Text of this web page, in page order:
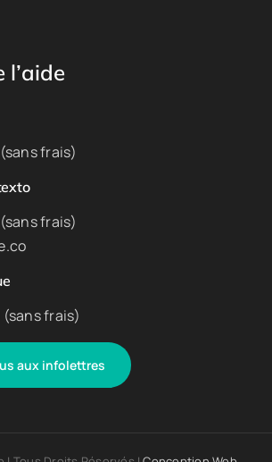
l’aide
frais)
frais)
(sans frais)
aux infolettres